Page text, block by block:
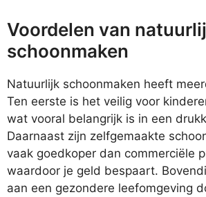
Voordelen van
schoonmaken
Natuurlijk schoonmaken heeft
Ten eerste is het veilig voor
wat vooral belangrijk is in een
Daarnaast zijn zelfgemaakte
vaak goedkoper dan commerciële
waardoor je geld bespaart.
aan een gezondere leefomgeving